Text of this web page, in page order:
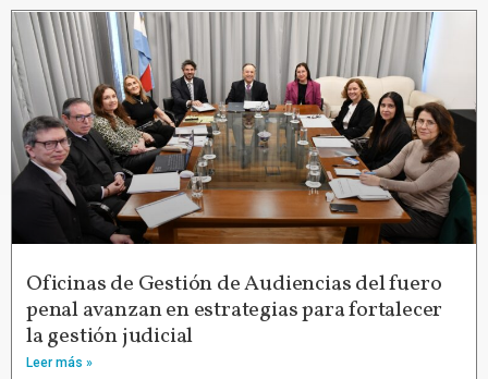
Oficinas de Gestión de Audiencias del fuero
penal avanzan en estrategias para fortalecer
la gestión judicial
Leer más »